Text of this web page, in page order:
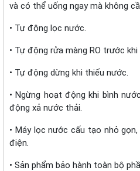
và có thể uống ngay mà không
• Tự động lọc nước.
• Tự động rửa màng RO trước
• Tự động dừng khi thiếu nước.
• Ngừng hoạt động khi bình
động xả nước thải.
• Máy lọc nước cấu tạo nhỏ
điện.
• Sản phẩm bảo hành toàn bộ